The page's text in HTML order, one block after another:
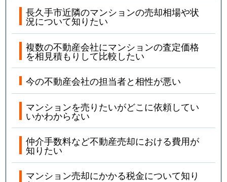
長久手市近隣のマンションの売却相場や状
況について知りたい
複数の不動産会社にマンションの査定価格
を相見積もりして比較したい
今の不動産会社の担当者と相性が悪い
マンションを売りたいがどこに依頼してい
いかわからない
仲介手数料など不動産売却における費用が
知りたい
マンション売却にかかる税金について知り